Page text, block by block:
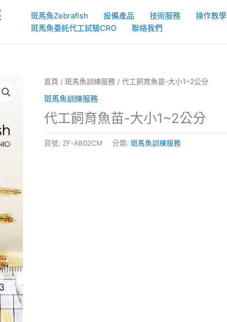
斑馬魚Zebrafish 設備產品 技術服務 操作教學
斑馬魚委託代工試驗CRO
聯絡我們
首頁 / 斑馬魚訓練服務/ 代工飼育魚苗-大小1~2公分
斑馬魚訓練服務
代工飼育魚苗-大小1~2公分
貨號: ZF-AB02CM 分類: 斑馬魚訓練服務